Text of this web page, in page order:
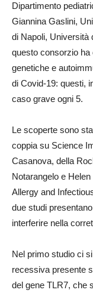
Dipartimento
Giannina Gaslini,
di Napoli, Università
questo consorzio ha
genetiche e
di Covid-19: questi,
caso grave ogni 5.
Le scoperte sono
coppia su Science
Casanova, della
Notarangelo e
Allergy and
due studi
interferire nella
Nel primo studio ci
recessiva presente
del gene TLR7, che